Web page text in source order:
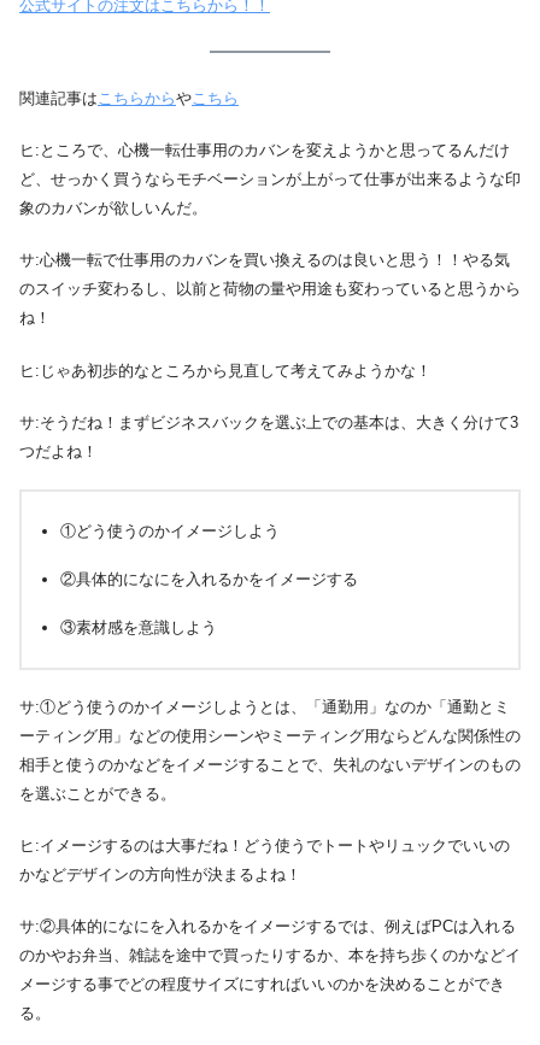
公式サイトの注文はこちらから！！
関連記事はこちらからやこちら
ヒ:ところで、心機一転仕事用のカバンを変えようかと思ってるんだけ
ど、せっかく買うならモチベーションが上がって仕事が出来るような印
象のカバンが欲しいんだ。
サ:心機一転で仕事用のカバンを買い換えるのは良いと思う！！やる気
のスイッチ変わるし、以前と荷物の量や用途も変わっていると思うから
ね！
ヒ:じゃあ初歩的なところから見直して考えてみようかな！
サ:そうだね！まずビジネスバックを選ぶ上での基本は、大きく分けて3
つだよね！
①どう使うのかイメージしよう
②具体的になにを入れるかをイメージする
③素材感を意識しよう
サ:①どう使うのかイメージしようとは、「通勤用」なのか「通勤とミ
ーティング用」などの使用シーンやミーティング用ならどんな関係性の
相手と使うのかなどをイメージすることで、失礼のないデザインのもの
を選ぶことができる。
ヒ:イメージするのは大事だね！どう使うでトートやリュックでいいの
かなどデザインの方向性が決まるよね！
サ:②具体的になにを入れるかをイメージするでは、例えばPCは入れる
のかやお弁当、雑誌を途中で買ったりするか、本を持ち歩くのかなどイ
メージする事でどの程度サイズにすればいいのかを決めることができ
る。